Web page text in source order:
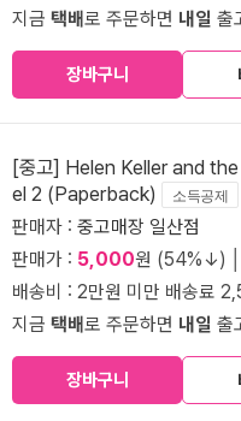
지금 택배로 주문하면 내일 출
장바구니
[중고] Helen Keller and
el 2 (Paperback)
소득공제
판매자 : 중고매장 일산점
판매가 : 5,000원 (54%↓) │
배송비 : 2만원 미만 배송료
지금 택배로 주문하면 내일 출
장바구니